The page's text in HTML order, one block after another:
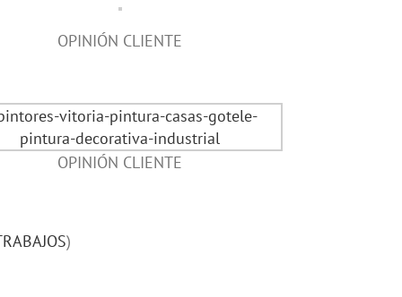
OPINIÓN CLIENTE
OPINIÓN CLIENTE
)